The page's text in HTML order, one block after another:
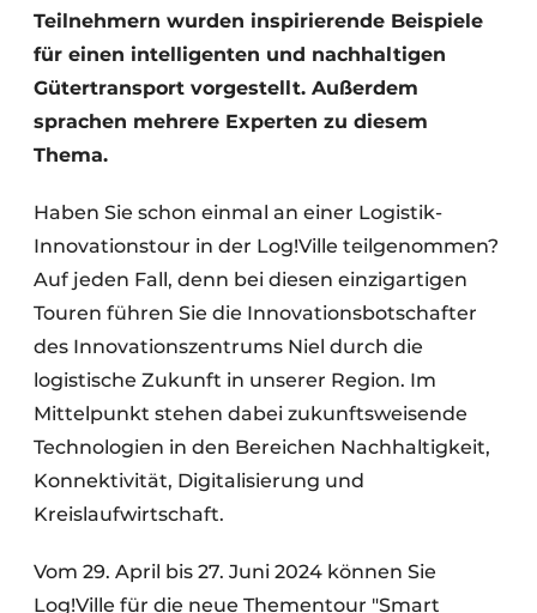
Teilnehmern wurden inspirierende Beispiele
für einen intelligenten und nachhaltigen
Gütertransport vorgestellt. Außerdem
sprachen mehrere Experten zu diesem
Thema.
Haben Sie schon einmal an einer Logistik-
Innovationstour in der Log!Ville teilgenommen?
Auf jeden Fall, denn bei diesen einzigartigen
Touren führen Sie die Innovationsbotschafter
des Innovationszentrums Niel durch die
logistische Zukunft in unserer Region. Im
Mittelpunkt stehen dabei zukunftsweisende
Technologien in den Bereichen Nachhaltigkeit,
Konnektivität, Digitalisierung und
Kreislaufwirtschaft.
Vom 29. April bis 27. Juni 2024 können Sie
Log!Ville für die neue Thementour "Smart